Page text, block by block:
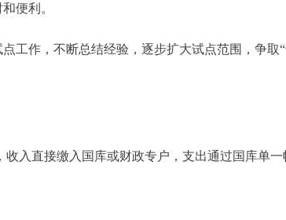
便利。
作，不断总结经验，逐步扩大试点范围，争取“
直接缴入国库或财政专户，支出通过国库单一